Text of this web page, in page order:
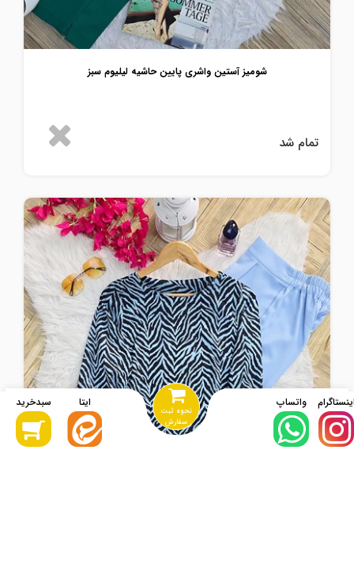
شومیز آستین واشری پایین حاشیه لیلیوم سبز
تمام شد